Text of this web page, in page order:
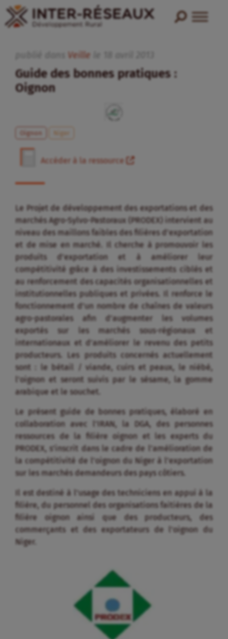
Veille
Guide des bonnes pratiques :
Oignon
Oignon Niger
Accéder à la ressource
Le Projet de développement des exportations et des
marchés Agro-Sylvo-Pastoraux (PRODEX) intervient au
niveau des maillons faibles des filières d’exportation
et de mise en marché. Il cherche à promouvoir les
produits d’exportation et à améliorer leur
compétitivité grâce à des investissements ciblés et
au renforcement des capacités organisationnelles et
institutionnelles publiques et privées. Il renforce le
fonctionnement d’un nombre de chaînes de valeurs
agro-pastorales afin d’augmenter les volumes
exportés sur les marchés sous-régionaux et
internationaux et d’améliorer le revenu des petits
producteurs. Les produits concernés actuellement
sont : le bétail / viande, cuirs et peaux, le niébé,
l’oignon et seront suivis par le sésame, la gomme
arabique et le souchet.
Le présent guide de bonnes pratiques, élaboré en
collaboration avec l’IRAN, la DGA, des personnes
ressources de la filière oignon et les experts du
PRODEX, s’inscrit dans le cadre de l’amélioration de
la compétitivité de l’oignon du Niger à l’exportation
sur les marchés demandeurs des pays côtiers.
Il est destiné à l’usage des techniciens en appui à la
filière, du personnel des organisations faitières de la
filière oignon ainsi que des producteurs, des
commerçants et des exportateurs de l’oignon du
Niger.